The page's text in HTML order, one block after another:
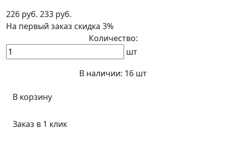
226 руб. 233 руб.
На первый заказ скидка 3%
Количество:
шт
В наличии: 16 шт
В корзину
Заказ в 1 клик